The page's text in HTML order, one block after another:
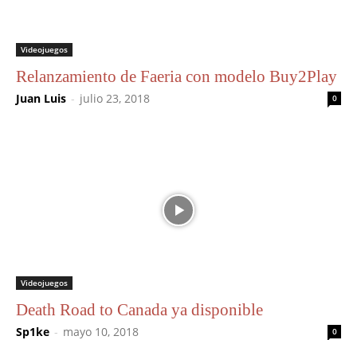
Videojuegos
Relanzamiento de Faeria con modelo Buy2Play
Juan Luis - julio 23, 2018 0
Videojuegos
Death Road to Canada ya disponible
Sp1ke - mayo 10, 2018 0